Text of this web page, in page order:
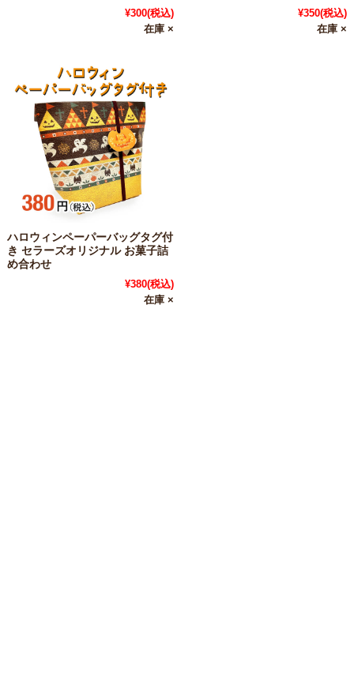
¥300(税込)
在庫 ×
¥350(税込)
在庫 ×
ハロウィンペーパーバッグタグ付
き セラーズオリジナル お菓子詰
め合わせ
¥380(税込)
在庫 ×